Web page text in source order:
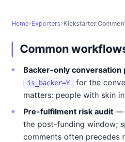
Home Exporters Kickstarter
Common
Backer-only conversation
is_backer=Y
for the
matters: people with skin
Pre-fulfilment risk audit —
the post-funding window;
comments often precedes